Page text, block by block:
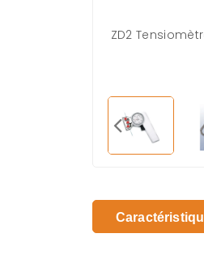
ZD2